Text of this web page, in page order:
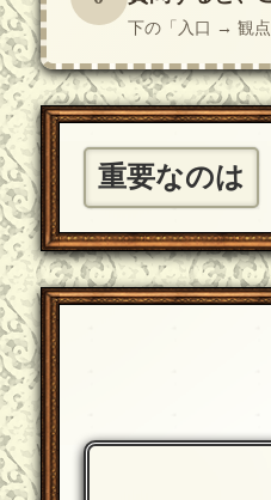
下の「入口 → 観点
重要なのは